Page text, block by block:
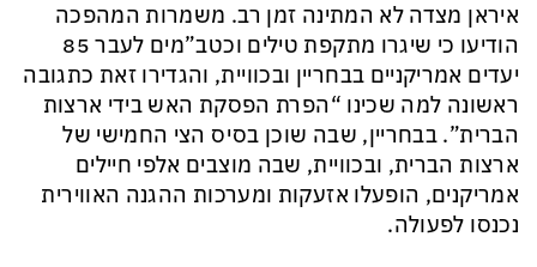
איראן מצדה לא המתינה זמן רב. משמרות המהפכה
הודיעו כי שיגרו מתקפת טילים וכטב”מים לעבר 85
יעדים אמריקניים בבחריין ובכוויית, והגדירו זאת כתגובה
ראשונה למה שכינו “הפרת הפסקת האש בידי ארצות
הברית”. בבחריין, שבה שוכן בסיס הצי החמישי של
ארצות הברית, ובכוויית, שבה מוצבים אלפי חיילים
אמריקנים, הופעלו אזעקות ומערכות ההגנה האווירית
נכנסו לפעולה.